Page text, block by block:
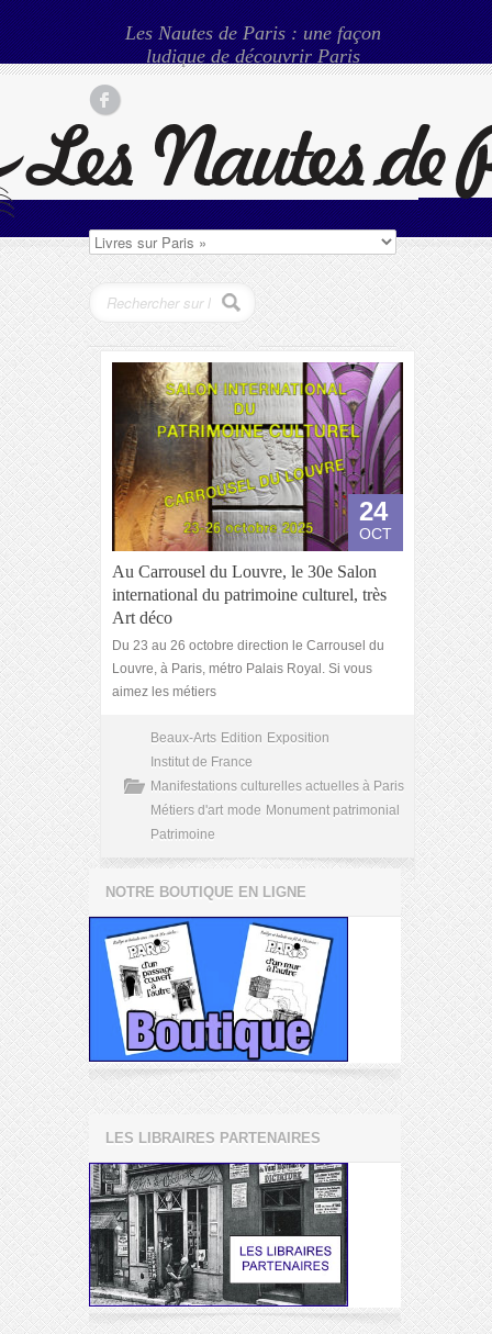
Les Nautes de Paris : une façon
ludique de découvrir Paris
24
OCT
Au Carrousel du Louvre, le 30e Salon
international du patrimoine culturel, très
Art déco
Du 23 au 26 octobre direction le Carrousel du
Louvre, à Paris, métro Palais Royal. Si vous
aimez les métiers
Beaux-Arts Edition Exposition
Institut de France
Manifestations culturelles actuelles à Paris
Métiers d'art mode Monument patrimonial
Patrimoine
NOTRE BOUTIQUE EN LIGNE
LES LIBRAIRES PARTENAIRES